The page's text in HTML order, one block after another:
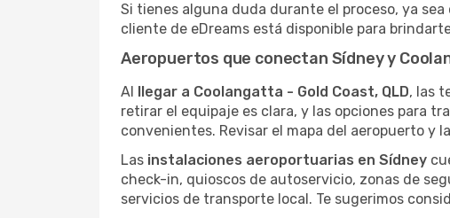
Si tienes alguna duda durante el proceso, ya
cliente de eDreams está disponible para
Aeropuertos que conectan Sídney y
Al llegar a Coolangatta - Gold Coast, QLD, las
retirar el equipaje es clara, y las opciones para
convenientes. Revisar el mapa del aeropuerto
Las instalaciones aeroportuarias en Sídney
check-in, quioscos de autoservicio, zonas de
servicios de transporte local. Te sugerimos